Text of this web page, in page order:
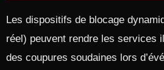
Les dispositifs de blocage
réel) peuvent rendre les services
des coupures soudaines lors